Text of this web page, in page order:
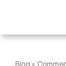
content
Blog»